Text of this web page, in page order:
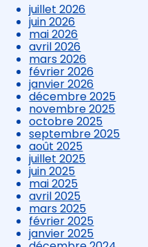
juillet 2026
juin 2026
mai 2026
avril 2026
mars 2026
février 2026
janvier 2026
décembre 2025
novembre 2025
octobre 2025
septembre 2025
août 2025
juillet 2025
juin 2025
mai 2025
avril 2025
mars 2025
février 2025
janvier 2025